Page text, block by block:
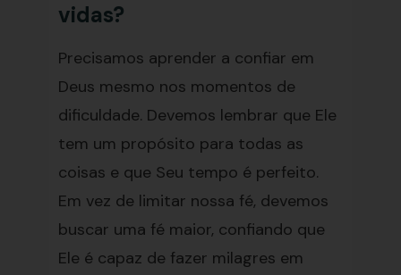
vidas?
Precisamos aprender a confiar em
Deus mesmo nos momentos de
dificuldade. Devemos lembrar que Ele
tem um propósito para todas as
coisas e que Seu tempo é perfeito.
Em vez de limitar nossa fé, devemos
buscar uma fé maior, confiando que
Ele é capaz de fazer milagres em